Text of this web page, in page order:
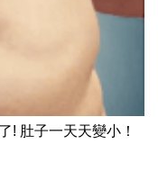
! 肚子一天天變小！